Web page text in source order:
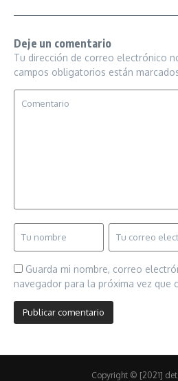
Deje un comentario
Tu dirección de correo electrónico
campos obligatorios están
Guarda mi nombre, correo
navegador para la próxima vez que
Copyright © [2021]